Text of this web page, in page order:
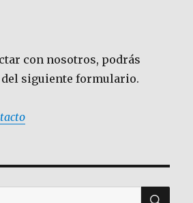
con nosotros, podrás
siguiente formulario.